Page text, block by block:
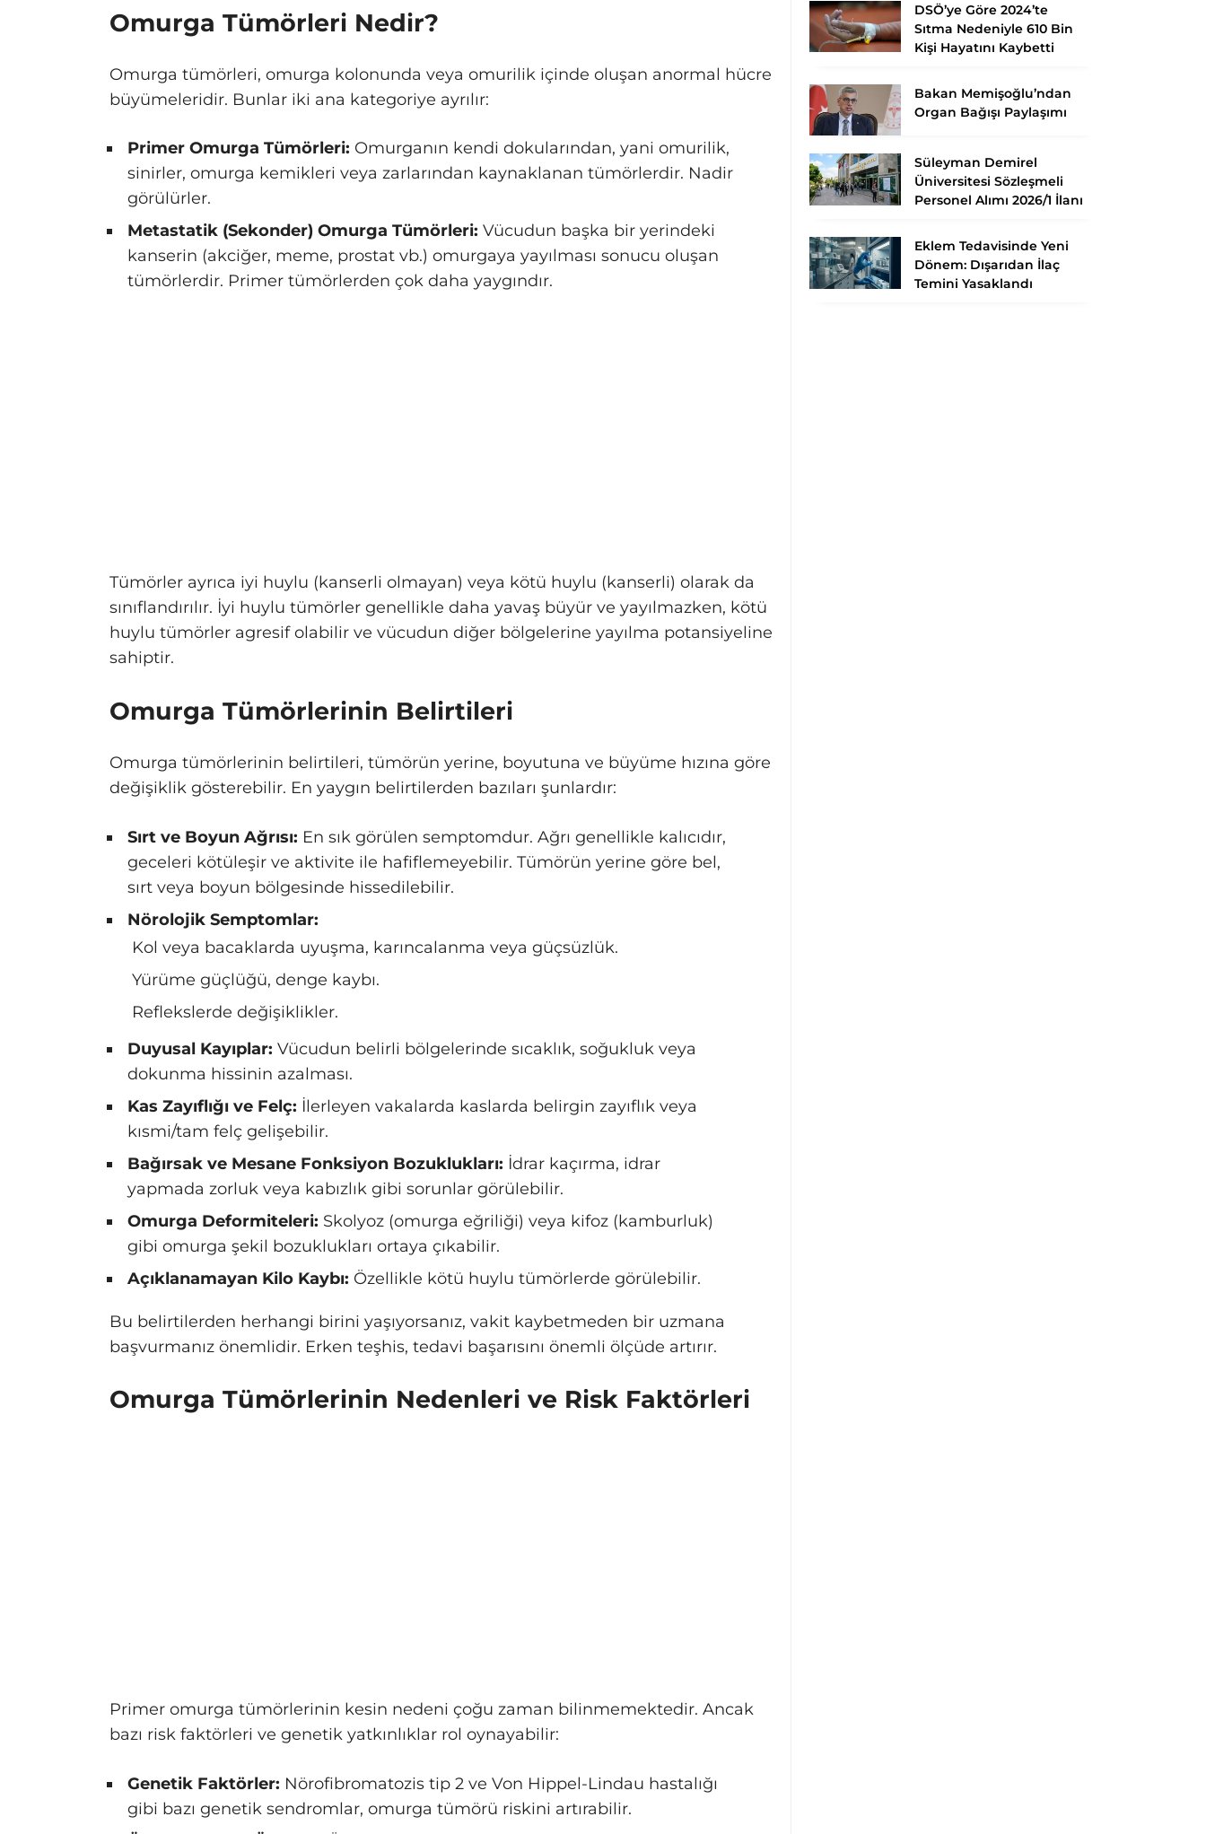
Omurga Tümörleri Nedir?
Omurga tümörleri, omurga kolonunda veya omurilik içinde oluşan anormal hücre
büyümeleridir. Bunlar iki ana kategoriye ayrılır:
Primer Omurga Tümörleri: Omurganın kendi dokularından, yani omurilik,
sinirler, omurga kemikleri veya zarlarından kaynaklanan tümörlerdir. Nadir
görülürler.
Metastatik (Sekonder) Omurga Tümörleri: Vücudun başka bir yerindeki
kanserin (akciğer, meme, prostat vb.) omurgaya yayılması sonucu oluşan
tümörlerdir. Primer tümörlerden çok daha yaygındır.
Tümörler ayrıca iyi huylu (kanserli olmayan) veya kötü huylu (kanserli) olarak da
sınıflandırılır. İyi huylu tümörler genellikle daha yavaş büyür ve yayılmazken, kötü
huylu tümörler agresif olabilir ve vücudun diğer bölgelerine yayılma potansiyeline
sahiptir.
Omurga Tümörlerinin Belirtileri
Omurga tümörlerinin belirtileri, tümörün yerine, boyutuna ve büyüme hızına göre
değişiklik gösterebilir. En yaygın belirtilerden bazıları şunlardır:
Sırt ve Boyun Ağrısı: En sık görülen semptomdur. Ağrı genellikle kalıcıdır,
geceleri kötüleşir ve aktivite ile hafiflemeyebilir. Tümörün yerine göre bel,
sırt veya boyun bölgesinde hissedilebilir.
Nörolojik Semptomlar:
Kol veya bacaklarda uyuşma, karıncalanma veya güçsüzlük.
Yürüme güçlüğü, denge kaybı.
Reflekslerde değişiklikler.
Duyusal Kayıplar: Vücudun belirli bölgelerinde sıcaklık, soğukluk veya
dokunma hissinin azalması.
Kas Zayıflığı ve Felç: İlerleyen vakalarda kaslarda belirgin zayıflık veya
kısmi/tam felç gelişebilir.
Bağırsak ve Mesane Fonksiyon Bozuklukları: İdrar kaçırma, idrar
yapmada zorluk veya kabızlık gibi sorunlar görülebilir.
Omurga Deformiteleri: Skolyoz (omurga eğriliği) veya kifoz (kamburluk)
gibi omurga şekil bozuklukları ortaya çıkabilir.
Açıklanamayan Kilo Kaybı: Özellikle kötü huylu tümörlerde görülebilir.
Bu belirtilerden herhangi birini yaşıyorsanız, vakit kaybetmeden bir uzmana
başvurmanız önemlidir. Erken teşhis, tedavi başarısını önemli ölçüde artırır.
Omurga Tümörlerinin Nedenleri ve Risk Faktörleri
Primer omurga tümörlerinin kesin nedeni çoğu zaman bilinmemektedir. Ancak
bazı risk faktörleri ve genetik yatkınlıklar rol oynayabilir:
Genetik Faktörler: Nörofibromatozis tip 2 ve Von Hippel-Lindau hastalığı
gibi bazı genetik sendromlar, omurga tümörü riskini artırabilir.
DSÖ’ye Göre 2024’te
Sıtma Nedeniyle 610 Bin
Kişi Hayatını Kaybetti
Bakan Memişoğlu’ndan
Organ Bağışı Paylaşımı
Süleyman Demirel
Üniversitesi Sözleşmeli
Personel Alımı 2026/1 İlanı
Eklem Tedavisinde Yeni
Dönem: Dışarıdan İlaç
Temini Yasaklandı